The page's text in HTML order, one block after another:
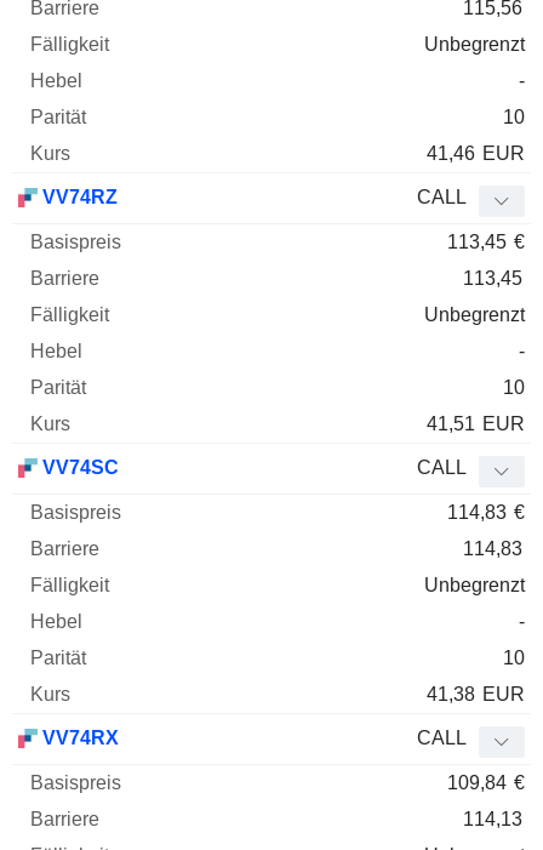
115,56
Unbegrenzt
-
10
41,46 EUR
VV74RZ CALL
113,45 €
113,45
Unbegrenzt
-
10
41,51 EUR
VV74SC CALL
114,83 €
114,83
Unbegrenzt
-
10
41,38 EUR
VV74RX CALL
109,84 €
114,13